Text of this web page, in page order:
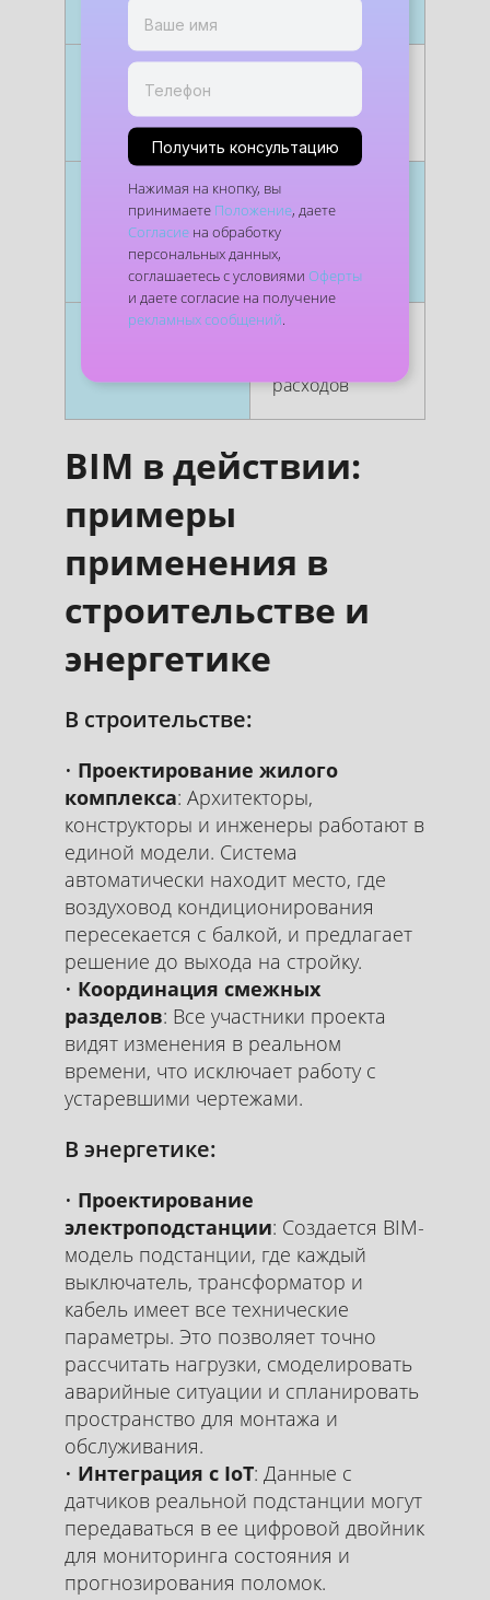
Контроль
стоимости
и бюджета
Качество
документации
Единый и
неизменный
источник
расходов
BIM в действии:
примеры
применения в
строительстве и
энергетике
В строительстве:
Проектирование жилого
комплекса: Архитекторы,
конструкторы и инженеры работают в
единой модели. Система
автоматически находит место, где
воздуховод кондиционирования
пересекается с балкой, и предлагает
решение до выхода на стройку.
Координация смежных
разделов: Все участники проекта
видят изменения в реальном
времени, что исключает работу с
устаревшими чертежами.
В энергетике:
Проектирование
электроподстанции: Создается BIM-
модель подстанции, где каждый
выключатель, трансформатор и
кабель имеет все технические
параметры. Это позволяет точно
рассчитать нагрузки, смоделировать
аварийные ситуации и спланировать
пространство для монтажа и
обслуживания.
Интеграция с IoT: Данные с
датчиков реальной подстанции могут
передаваться в ее цифровой двойник
для мониторинга состояния и
прогнозирования поломок.
Получить консультацию
Нажимая на кнопку, вы
принимаете Положение, даете
Согласие на обработку
персональных данных,
соглашаетесь с условиями Оферты
и даете согласие на получение
рекламных сообщений.